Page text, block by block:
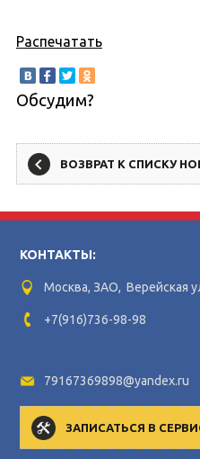
Распечатать
Обсудим?
ВОЗВРАТ К СПИСКУ
КОНТАКТЫ:
Москва, ЗАО, Верейская
+7(916)736-98-98
79167369898@yandex.ru
ЗАПИСАТЬСЯ В